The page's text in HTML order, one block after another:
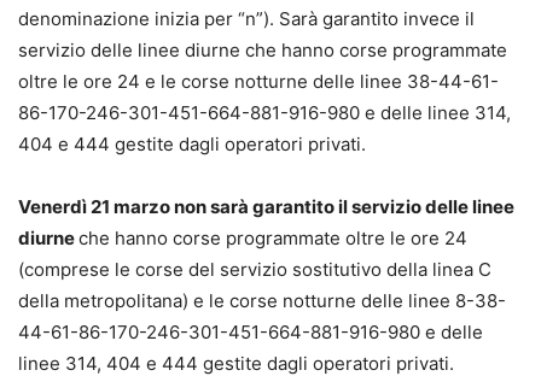
denominazione inizia per “n”). Sarà garantito invece il
servizio delle linee diurne che hanno corse programmate
oltre le ore 24 e le corse notturne delle linee 38-44-61-
86-170-246-301-451-664-881-916-980 e delle linee 314,
404 e 444 gestite dagli operatori privati.
Venerdì 21 marzo non sarà garantito il servizio delle linee
diurneche hanno corse programmate oltre le ore 24
(comprese le corse del servizio sostitutivo della linea C
della metropolitana) e le corse notturne delle linee 8-38-
44-61-86-170-246-301-451-664-881-916-980 e delle
linee 314, 404 e 444 gestite dagli operatori privati.